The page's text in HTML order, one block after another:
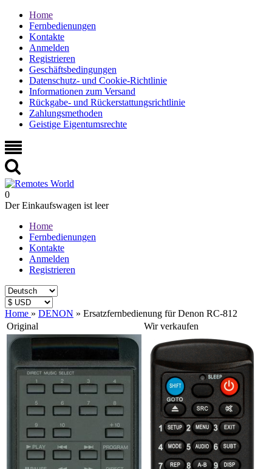
Home
Fernbedienungen
Kontakte
Anmelden
Registrieren
Geschäftsbedingungen
Datenschutz- und Cookie-Richtlinie
Informationen zum Versand
Rückgabe- und Rückerstattungsrichtlinie
Zahlungsmethoden
Geistige Eigentumsrechte
0
Der Einkaufswagen ist leer
Home
Fernbedienungen
Kontakte
Anmelden
Registrieren
Home » DENON » Ersatzfernbedienung für Denon RC-812
Original
Wir verkaufen